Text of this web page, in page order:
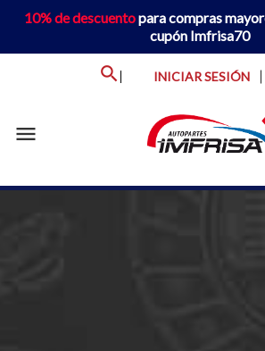
10% de descuentopara compras
cupón Imfrisa70
INICIAR SESIÓN
menu